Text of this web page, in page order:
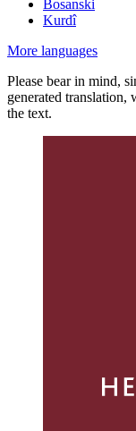
Bosanski
Kurdî
More languages
Please bear in mind,
generated translation,
the text.